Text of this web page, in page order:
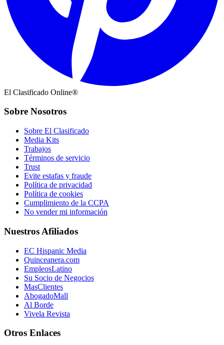
El Clasificado Online®
Sobre Nosotros
Sobre El Clasificado
Media Kits
Trabajos
Términos de servicio
Trust
Evite estafas y fraude
Política de privacidad
Política de cookies
Cumplimiento de la CCPA
No vender mi información
Nuestros Afiliados
EC Hispanic Media
Quinceanera.com
EmpleosLatino
Su Socio de Negocios
MasClientes
AbogadoMall
Al Borde
Vivela Revista
Otros Enlaces